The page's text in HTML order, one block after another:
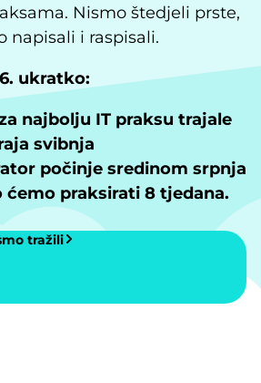
Nismo štedjeli prste,
napisali i raspisali.
ukratko:
najbolju IT praksu trajale
svibnja
počinje sredinom srpnja
ćemo praksirati 8 tjedana.
tražili